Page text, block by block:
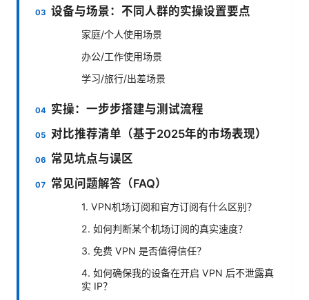
设备与场景：不同人群的实操设置要点
家庭/个人使用场景
办公/工作使用场景
学习/旅行/出差场景
实操：一步步搭建与测试流程
对比推荐清单（基于2025年的市场表现）
常见坑点与误区
常见问题解答（FAQ）
1. VPN机场订阅和官方订阅有什么区别？
2. 如何判断某个机场订阅的真实速度？
3. 免费 VPN 是否值得信任？
4. 如何确保我的设备在开启 VPN 后不泄露真
实 IP？